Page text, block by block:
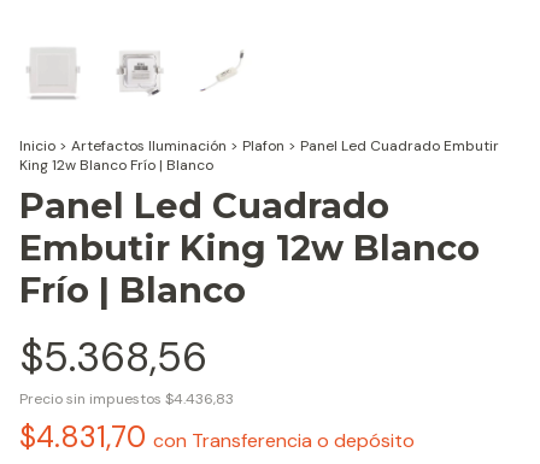
Inicio > Artefactos Iluminación > Plafon > Panel Led Cuadrado Embutir
King 12w Blanco Frío | Blanco
Panel Led Cuadrado
Embutir King 12w Blanco
Frío | Blanco
$5.368,56
Precio sin impuestos $4.436,83
$4.831,70 con Transferencia o depósito